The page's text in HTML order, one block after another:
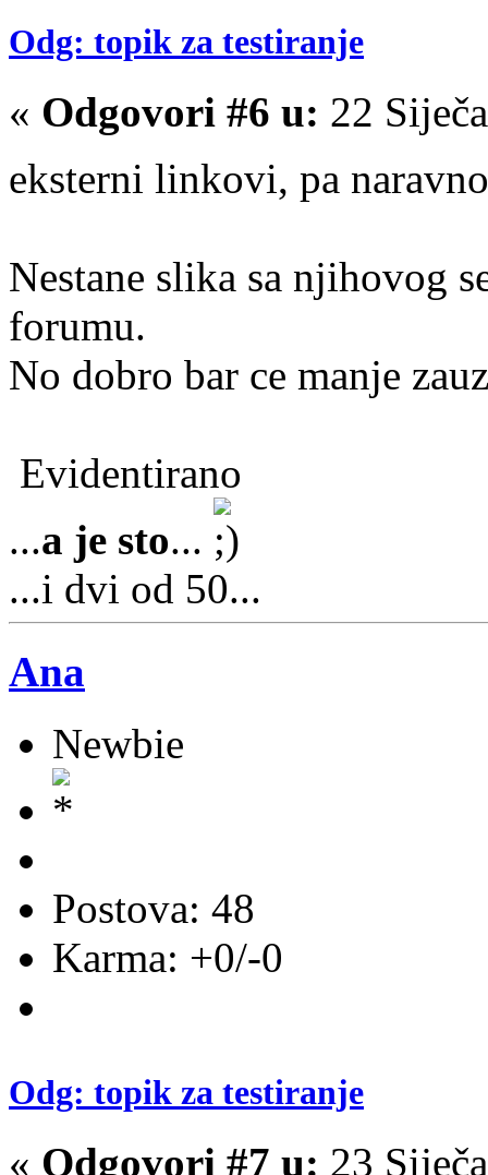
Odg: topik za testiranje
« Odgovori #6 u: 22
eksterni linkovi, pa
Nestane slika sa njihovog
forumu.
No dobro bar ce manje
Evidentirano
...a je sto...
...i dvi od 50...
Ana
Newbie
Postova: 48
Karma: +0/-0
Odg: topik za testiranje
« Odgovori #7 u: 23